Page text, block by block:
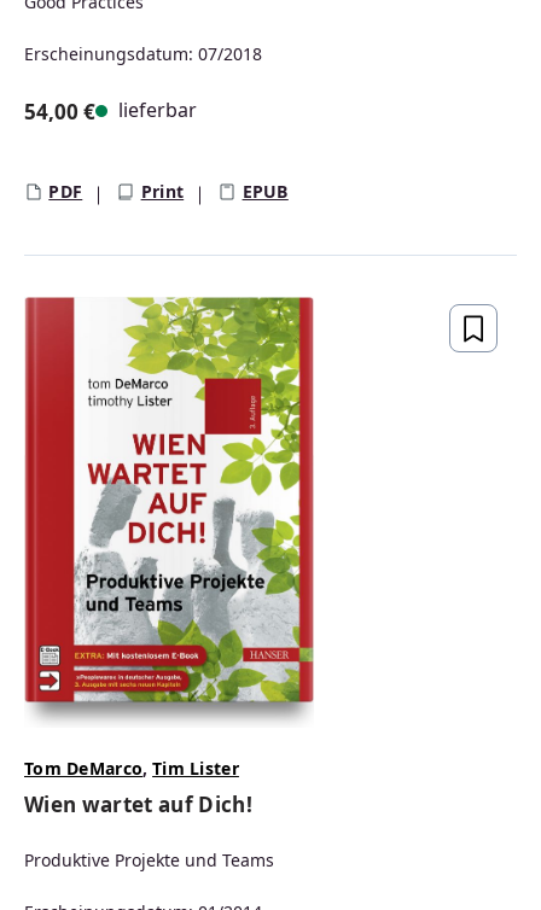
Erscheinungsdatum: 07/2018
54,00 € lieferbar
PDF Print EPUB
Tom DeMarco,Tim Lister
Wien wartet auf Dich!
Produktive Projekte und Teams